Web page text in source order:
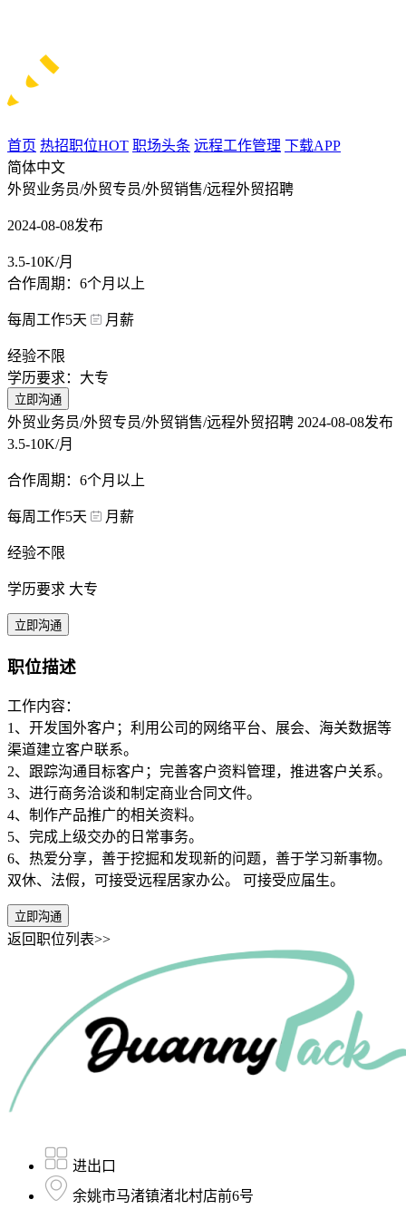
首页 热招职位HOT 职场头条 远程工作管理 下载APP
简体中文
外贸业务员/外贸专员/外贸销售/远程外贸招聘
2024-08-08发布
3.5-10K/月
合作周期：6个月以上
每周工作5天 月薪
经验不限
学历要求：大专
立即沟通
外贸业务员/外贸专员/外贸销售/远程外贸招聘 2024-08-08发布
3.5-10K/月
合作周期：6个月以上
每周工作5天 月薪
经验不限
学历要求 大专
立即沟通
职位描述
工作内容：
1、开发国外客户；利用公司的网络平台、展会、海关数据等
渠道建立客户联系。
2、跟踪沟通目标客户；完善客户资料管理，推进客户关系。
3、进行商务洽谈和制定商业合同文件。
4、制作产品推广的相关资料。
5、完成上级交办的日常事务。
6、热爱分享，善于挖掘和发现新的问题，善于学习新事物。
双休、法假，可接受远程居家办公。 可接受应届生。
立即沟通
返回职位列表>>
进出口
余姚市马渚镇渚北村店前6号